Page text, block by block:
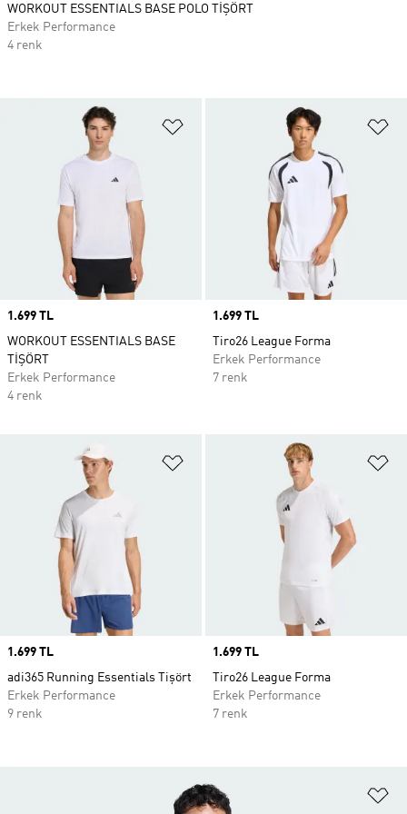
Favori Listesine Ekle
Price
1.699 TL
WORKOUT ESSENTIALS BASE
TİŞÖRT
Erkek Performance
4 renk
Price
1.699 TL
Tiro26 League Forma
Erkek Performance
7 renk
Favori Listesine Ekle
Price
1.699 TL
adi365 Running Essentials Tişört
Erkek Performance
9 renk
Price
1.699 TL
Tiro26 League Forma
Erkek Performance
7 renk
WORKOUT ESSENTIALS BASE POLO TİŞÖRT
Erkek Performance
4 renk